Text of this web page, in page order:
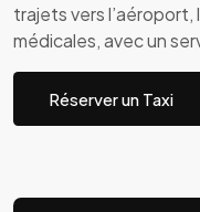
trajets vers
médicales, avec un
Réserver un Taxi